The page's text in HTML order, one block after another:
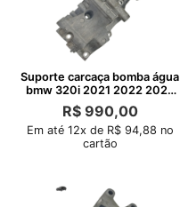
Suporte carcaça bomba água
bmw 320i 2021 2022 2023
2024 2025
R$990,00
Em até 12x de R$ 94,88 no
cartão